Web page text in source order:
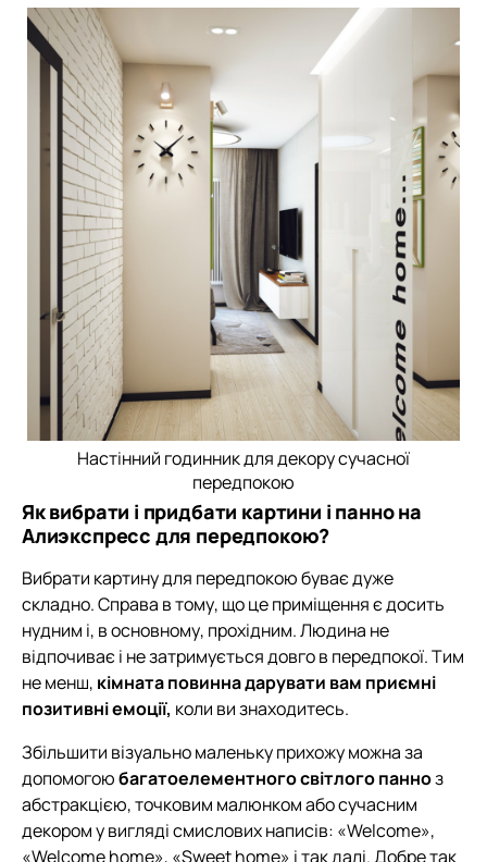
Настінний годинник для декору сучасної
передпокою
Як вибрати і придбати картини і панно на
Алиэкспресс для передпокою?
Вибрати картину для передпокою буває дуже
складно. Справа в тому, що це приміщення є досить
нудним і, в основному, прохідним. Людина не
відпочиває і не затримується довго в передпокої. Тим
не менш, кімната повинна дарувати вам приємні
позитивні емоції, коли ви знаходитесь.
Збільшити візуально маленьку прихожу можна за
допомогоюбагатоелементного світлого панноз
абстракцією, точковим малюнком або сучасним
декором у вигляді смислових написів: «Welcome»,
«Welcome home», «Sweet home» і так далі. Добре так